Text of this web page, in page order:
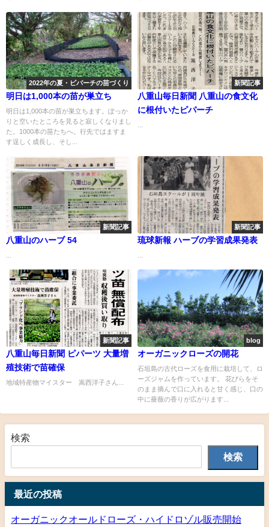
2022年の夏・ピパーチの苗づくり
明日は1,000本の苗が巣立ち
明日は1,000本の苗が巣立ちます。ぽっか
りと空いたところを見ると寂しくなりまし
た。1000本の苗たちへ。行先ではますま
す逞しく成長し、そし...
新聞記事
八重山毎日新聞 八重山の食文化
に根付いたピパーチ
新聞記事
八重山のハーブ 54
新聞記事
琉球新報 ハーブの学習成果発表
新聞記事
八重山毎日新聞 ピパーツ 大量増
殖技術で苗確保
地域特産物マイスター 嵩西洋子さん...
blog
オーガニックローズの開花
石垣島の古代ローズを食用に栽培して、ロ
ーズジャムを作っています。 花びらをそ
のまま摘んで口に入れると甘く感じ、口の
中に薔薇の香りが広がります...
検索
検索
最近の投稿
オーガニックオールドローズ・ハイドロゾル販売開始